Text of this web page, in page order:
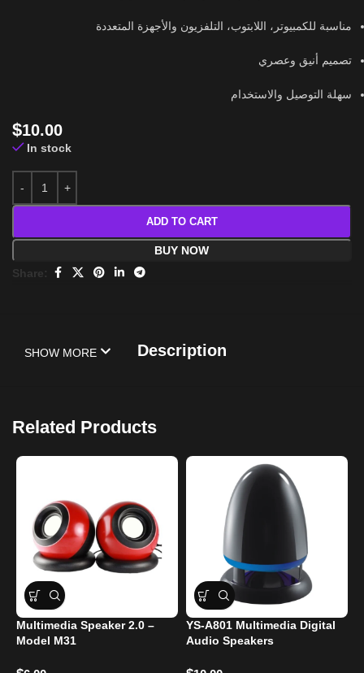
مناسبة للكمبيوتر، اللابتوب، التلفزيون والأجهزة المتعددة
تصميم أنيق وعصري
سهلة التوصيل والاستخدام
$10.00
In stock
ADD TO CART
BUY NOW
Share:
Description
SHOW MORE
Related Products
Multimedia Speaker 2.0 –
Model M31
YS-A801 Multimedia Digital
Audio Speakers